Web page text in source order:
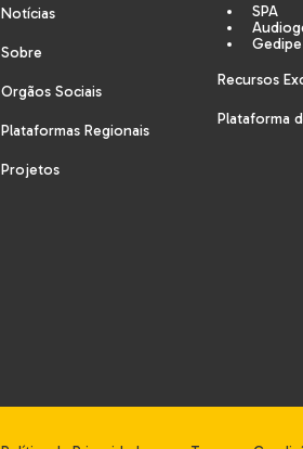
Notícias
Sobre
Orgãos Sociais
Plataformas Regionais
Projetos
SPA
Gedipe
Recursos
Plataforma